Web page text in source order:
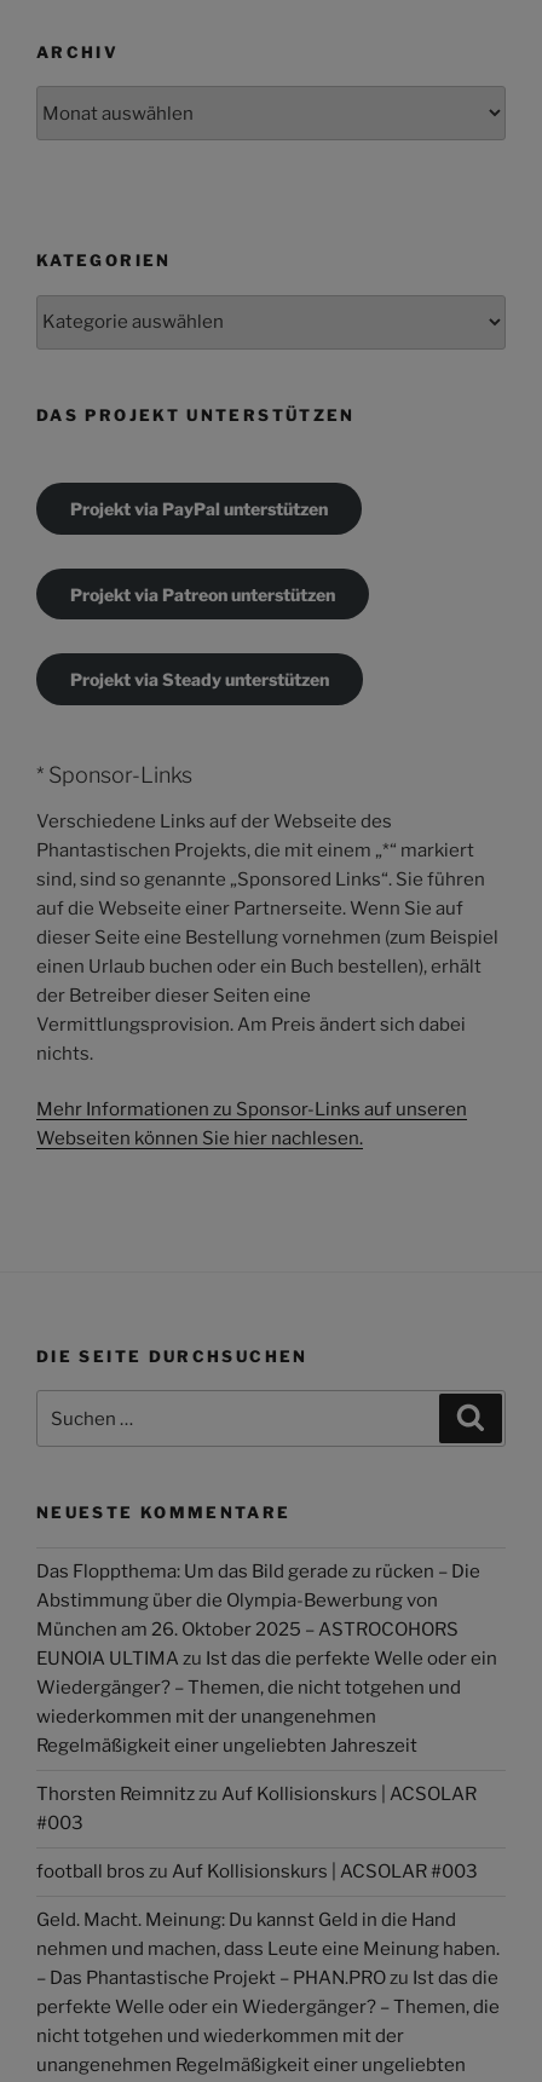
ARCHIV
KATEGORIEN
DAS PROJEKT UNTERSTÜTZEN
Projekt via PayPal unterstützen
Projekt via Patreon unterstützen
Projekt via Steady unterstützen
* Sponsor-Links
Verschiedene Links auf der Webseite des
Phantastischen Projekts, die mit einem „*“ markiert
sind, sind so genannte „Sponsored Links“. Sie führen
auf die Webseite einer Partnerseite. Wenn Sie auf
dieser Seite eine Bestellung vornehmen (zum Beispiel
einen Urlaub buchen oder ein Buch bestellen), erhält
der Betreiber dieser Seiten eine
Vermittlungsprovision. Am Preis ändert sich dabei
nichts.
Mehr Informationen zu Sponsor-Links auf unseren
Webseiten können Sie hier nachlesen.
DIE SEITE DURCHSUCHEN
nach:
NEUESTE KOMMENTARE
Das Floppthema: Um das Bild gerade zu rücken – Die
Abstimmung über die Olympia-Bewerbung von
München am 26. Oktober 2025 – ASTROCOHORS
EUNOIA ULTIMA zu Ist das die perfekte Welle oder ein
Wiedergänger? – Themen, die nicht totgehen und
wiederkommen mit der unangenehmen
Regelmäßigkeit einer ungeliebten Jahreszeit
Thorsten Reimnitzzu Auf Kollisionskurs | ACSOLAR
#003
football bros zu Auf Kollisionskurs | ACSOLAR #003
Geld. Macht. Meinung: Du kannst Geld in die Hand
nehmen und machen, dass Leute eine Meinung haben.
– Das Phantastische Projekt – PHAN.PROzu Ist das die
perfekte Welle oder ein Wiedergänger? – Themen, die
nicht totgehen und wiederkommen mit der
unangenehmen Regelmäßigkeit einer ungeliebten